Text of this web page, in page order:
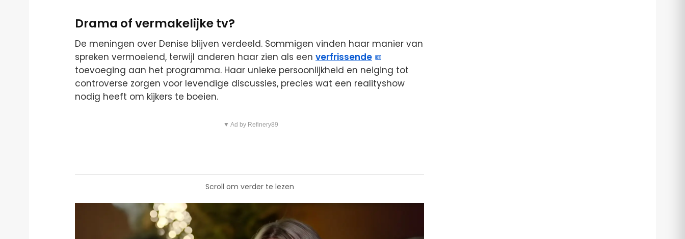
Drama of vermakelijke tv?
De meningen over Denise blijven verdeeld. Sommigen vinden haar manier van
spreken vermoeiend, terwijl anderen haar zien als een verfrissende
toevoeging aan het programma. Haar unieke persoonlijkheid en neiging tot
controverse zorgen voor levendige discussies, precies wat een realityshow
nodig heeft om kijkers te boeien.
▼ Ad by Refinery89
Scroll om verder te lezen